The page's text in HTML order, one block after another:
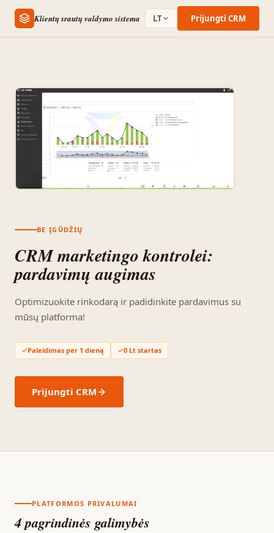
Klientų srautų valdymo sistema LT Prijungti CRM
BE ĮGŪDŽIŲ
CRM marketingo kontrolei:
pardavimų augimas
Optimizuokite rinkodarą ir padidinkite pardavimus su
mūsų platforma!
Paleidimas per 1 dieną 0 Lt startas
Prijungti CRM
PLATFORMOS PRIVALUMAI
4 pagrindinės galimybės